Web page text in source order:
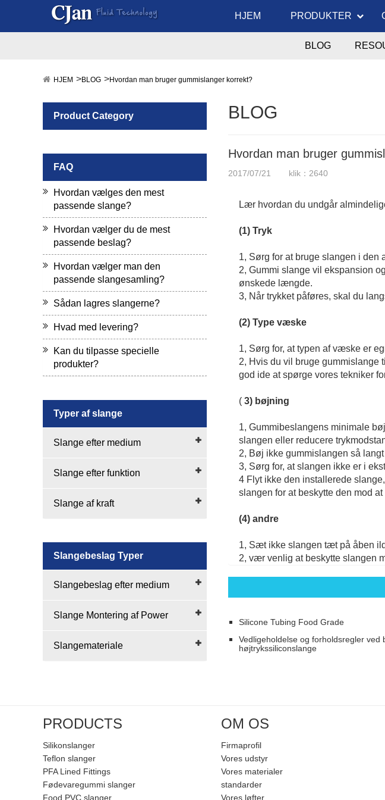
HJEM PRODUKTER
BLOG
HJEM BLOG Hvordan man bruger gummislanger korrekt?
Product Category
FAQ
Hvordan vælges den mest
passende slange?
Hvordan vælger du de mest
passende beslag?
Hvordan vælger man den
passende slangesamling?
Sådan lagres slangerne?
Hvad med levering?
Kan du tilpasse specielle
produkter?
Typer af slange
Slange efter medium
Slange efter funktion
Slange af kraft
Slangebeslag Typer
Slangebeslag efter medium
Slange Montering af Power
Slangemateriale
BLOG
Hvordan man bruger
2017/07/21 klik：2640
Lær hvordan du undgår
(1) Tryk
1, Sørg for at bruge slangen i den
2, Gummi slange vil ekspansion
ønskede længde.
3, Når trykket påføres, skal du
(2) Type væske
1, Sørg for, at typen af ​​væske er
2, Hvis du vil bruge
god ide at spørge vores tekniker
( 3) bøjning
1, Gummibeslangens minimale
slangen eller reducere
2, Bøj ikke gummislangen så
3, Sørg for, at slangen ikke er i
4 Flyt ikke den installerede
slangen for at beskytte den mod
(4) andre
1, Sæt ikke slangen tæt på åben
2, vær venlig at beskytte slangen
Silicone Tubing Food Grade
Vedligeholdelse og forholdsregler ved
højtrykssiliconslange
PRODUCTS
Silikonslanger
Teflon slanger
PFA Lined Fittings
Fødevaregummi slanger
Food PVC slanger
OM OS
Firmaprofil
Vores udstyr
Vores materialer
standarder
Vores løfter